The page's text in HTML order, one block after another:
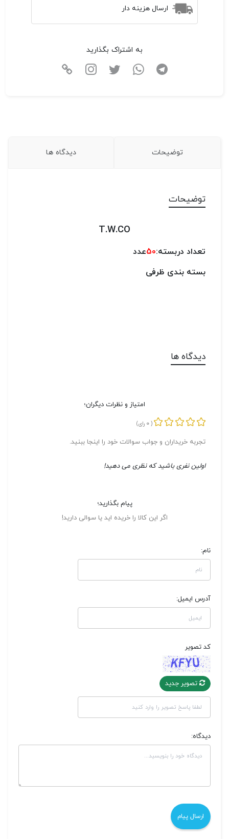
ارسال هزینه دار
به اشتراک بگذارید
توضیحات دیدگاه ها
توضیحات
T.W.CO
تعداد دربسته:50عدد
بسته بندی ظرفی
دیدگاه ها
امتیاز و نظرات دیگران؛
(
0 رای)
تجربه خریداران و جواب سوالات خود را اینجا ببنید.
اولین نفری باشید که نظری می دهید!
پیام بگذارید؛
اگر این کالا را خریده اید یا سوالی دارید!
نام:
آدرس ایمیل:
کد تصویر
تصویر جدید
دیدگاه: